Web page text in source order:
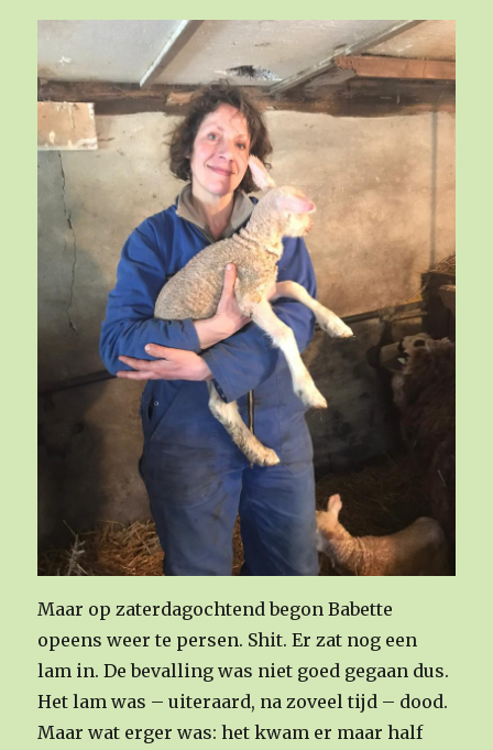
Maar op zaterdagochtend begon Babette
opeens weer te persen. Shit. Er zat nog een
lam in. De bevalling was niet goed gegaan dus.
Het lam was – uiteraard, na zoveel tijd – dood.
Maar wat erger was: het kwam er maar half